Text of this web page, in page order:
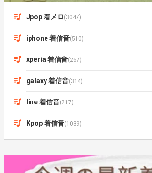
Jpop 着メロ (3047)
iphone 着信音(510)
xperia 着信音(267)
galaxy 着信音(314)
line 着信音(217)
Kpop 着信音(1039)